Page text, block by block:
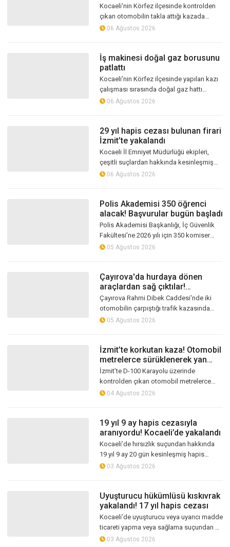
Kocaeli'nin Körfez ilçesinde kontrolden
çıkan otomobilin takla attığı kazada
sürücü yaralandı. Karşı yönden gelen
06 Ağustos 2026
İş makinesi doğal gaz borusunu
patlattı
Kocaeli'nin Körfez ilçesinde yapılan kazı
çalışması sırasında doğal gaz hattı
delindi. Mahalleli büyük korku yaşarken,
06 Ağustos 2026
29 yıl hapis cezası bulunan firari
İzmit’te yakalandı
Kocaeli İl Emniyet Müdürlüğü ekipleri,
çeşitli suçlardan hakkında kesinleşmiş
uzun süreli hapis cezası bulunan firari
06 Ağustos 2026
Polis Akademisi 350 öğrenci
alacak! Başvurular bugün başladı
Polis Akademisi Başkanlığı, İç Güvenlik
Fakültesi'ne 2026 yılı için 350 komiser
yardımcısı adayı alımı yapacağını
05 Ağustos 2026
Çayırova'da hurdaya dönen
araçlardan sağ çıktılar!
Sürücülerin burnu bile kanamadı
Çayırova Rahmi Dibek Caddesi'nde iki
otomobilin çarpıştığı trafik kazasında
araçlar kullanılamaz hale geldi. Büyük
05 Ağustos 2026
İzmit’te korkutan kaza! Otomobil
metrelerce sürüklenerek yan
yattı
İzmit’te D-100 Karayolu üzerinde
kontrolden çıkan otomobil metrelerce
sürüklendikten sonra yan yattı. Kazada
04 Ağustos 2026
19 yıl 9 ay hapis cezasıyla
aranıyordu! Kocaeli’de yakalandı
Kocaeli’de hırsızlık suçundan hakkında
19 yıl 9 ay 20 gün kesinleşmiş hapis
cezası bulunan G.Y. (26), polis ekiplerinin
03 Ağustos 2026
Uyuşturucu hükümlüsü kıskıvrak
yakalandı! 17 yıl hapis cezası
Kocaeli’de uyuşturucu veya uyarıcı madde
ticareti yapma veya sağlama suçundan 17
yıl 2 ay 20 gün kesinleşmiş hapis cezası
03 Ağustos 2026